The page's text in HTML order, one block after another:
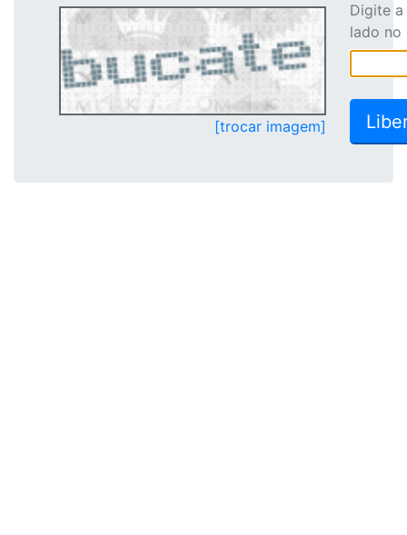
[trocar imagem]
Digite
lado no